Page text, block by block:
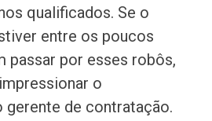
qualificados. Se o
entre os poucos
passar por esses robôs,
o
gerente de contratação.